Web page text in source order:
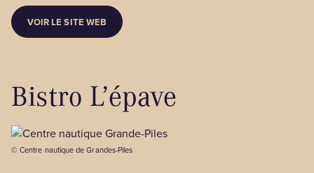
VOIR LE SITE WEB
Bistro L’épave
© Centre nautique de Grandes-Piles